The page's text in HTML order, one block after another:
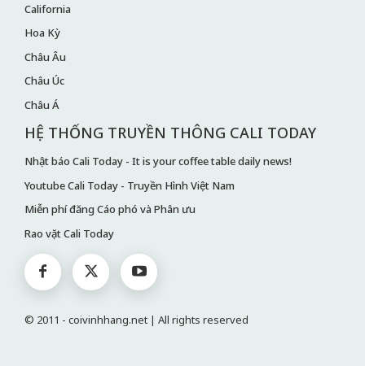
California
Hoa Kỳ
Châu Âu
Châu Úc
Châu Á
HỆ THỐNG TRUYỀN THÔNG CALI TODAY
Nhật báo Cali Today - It is your coffee table daily news!
Youtube Cali Today - Truyền Hình Việt Nam
Miễn phí đăng Cáo phó và Phân ưu
Rao vặt Cali Today
© 2011 - coivinhhang.net | All rights reserved